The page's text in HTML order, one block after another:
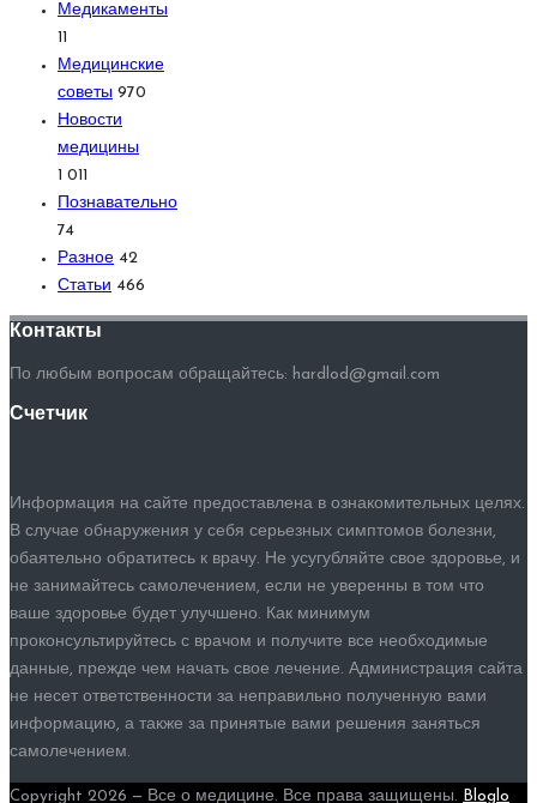
Медикаменты
11
Медицинские
советы 970
Новости
медицины
1 011
Познавательно
74
Разное 42
Статьи 466
Контакты
По любым вопросам обращайтесь: hardlod@gmail.com
Счетчик
Информация на сайте предоставлена в ознакомительных целях.
В случае обнаружения у себя серьезных симптомов болезни,
обаятельно обратитесь к врачу. Не усугубляйте свое здоровье, и
не занимайтесь самолечением, если не уверенны в том что
ваше здоровье будет улучшено. Как минимум
проконсультируйтесь с врачом и получите все необходимые
данные, прежде чем начать свое лечение. Администрация сайта
не несет ответственности за неправильно полученную вами
информацию, а также за принятые вами решения заняться
самолечением.
Copyright 2026 — Все о медицине. Все права защищены. Bloglo